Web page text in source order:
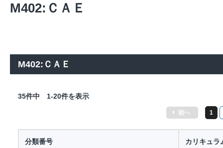
M402:ＣＡＥ
M402:ＣＡＥ
35件中 1-20件を表示
前へ 1
分類番号 カリキュラ